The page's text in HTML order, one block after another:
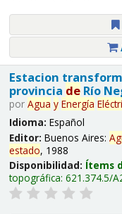
Estacion
provincia deRío
por Agua y Energía
Idioma: Español
Editor: Buenos Aires:
estado, 1988
Disponibilidad: Ítems
topográfica: 621.374.5/